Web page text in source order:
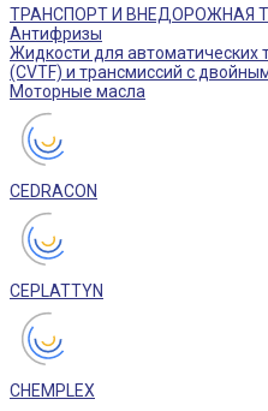
ТРАНСПОРТ И ВНЕДОРОЖНАЯ
Антифризы
Жидкости для автоматических
(CVTF) и трансмиссий с
Моторные масла
CEDRACON
CEPLATTYN
CHEMPLEX